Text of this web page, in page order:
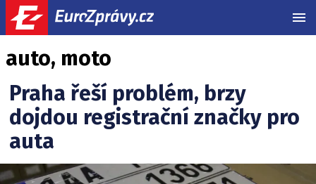
auto, moto
Praha řeší problém, brzy
dojdou registrační značky pro
auta